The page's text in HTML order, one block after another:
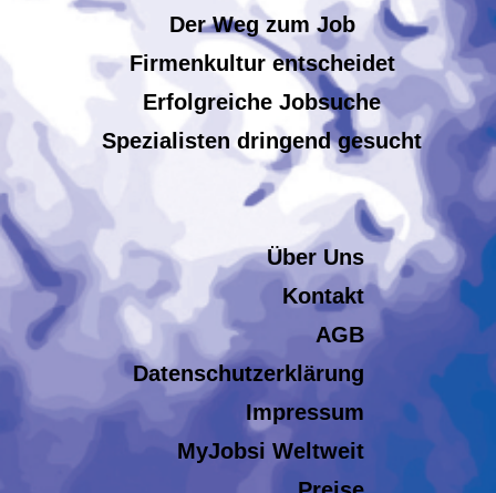
Der Weg zum Job
Firmenkultur entscheidet
Erfolgreiche Jobsuche
Spezialisten dringend gesucht
Über Uns
Kontakt
AGB
Datenschutzerklärung
Impressum
MyJobsi Weltweit